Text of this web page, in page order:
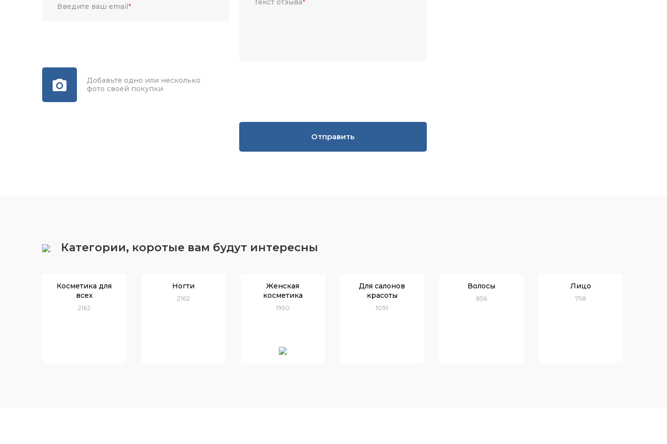
Введите ваш email*
Добавьте одно или несколько
фото своей покупки
Отправить
Категории, коротые вам будут интересны
Косметика для
всех
2162
Ногти
2162
Женская
косметика
1950
Для салонов
красоты
1091
Волосы
856
Лицо
758